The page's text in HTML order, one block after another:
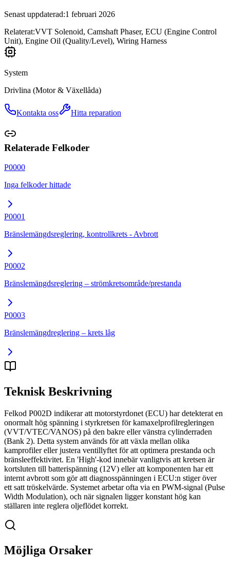
Senast uppdaterad:1 februari 2026
Relaterat:VVT Solenoid, Camshaft Phaser, ECU (Engine Control
Unit), Engine Oil (Quality/Level), Wiring Harness
System
Drivlina (Motor & Växellåda)
Kontakta oss Hitta reparation
Relaterade Felkoder
P0000
Inga felkoder hittade
P0001
Bränslemängdsreglering, kontrollkrets - Avbrott
P0002
Bränslemängdsreglering – strömkretsområde/prestanda
P0003
Bränslemängdreglering – krets låg
Teknisk Beskrivning
Felkod P002D indikerar att motorstyrdonet (ECU) har detekterat en
onormalt hög spänning i styrkretsen för kamaxelprofilregleringen
(VVT/VTEC/VANOS) på den bakre eller vänstra cylinderraden
(Bank 2). Detta system används för att växla mellan olika
kamprofiler eller justera ventillyftet för att optimera prestanda och
bränsleeffektivitet. En 'High'-kod innebär vanligtvis att kretsen är
kortsluten till batterispänning (12V) eller att komponenten har ett
internt avbrott som gör att diagnosspänningen i ECU:n stiger över
ett satt tröskelvärde. Systemet arbetar ofta via en PWM-signal (Pulse
Width Modulation), och när signalen ligger konstant hög kan
ställaren inte reglera oljeflödet korrekt.
Möjliga Orsaker